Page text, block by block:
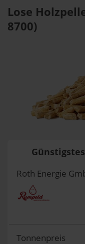
Lose
8700)
Roth Energie
Tonnenpreis